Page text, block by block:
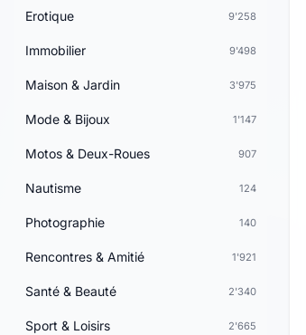
Erotique 9'258
Immobilier 9'498
Maison & Jardin 3'975
Mode & Bijoux 1'147
Motos & Deux-Roues 907
Nautisme 124
Photographie 140
Rencontres & Amitié 1'921
Santé & Beauté 2'340
Sport & Loisirs 2'665